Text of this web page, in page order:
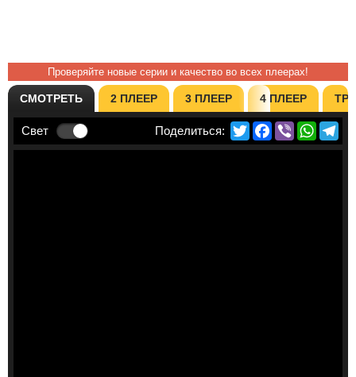
Проверяйте новые серии и качество во всех плеерах!
СМОТРЕТЬ 2 ПЛЕЕР 3 ПЛЕЕР 4 ПЛЕЕР
Свет TwitterFacebook
Viber